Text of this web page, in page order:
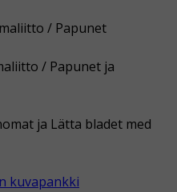
/ Papunet
/ Papunet ja
ja Lätta bladet med
kuvapankki